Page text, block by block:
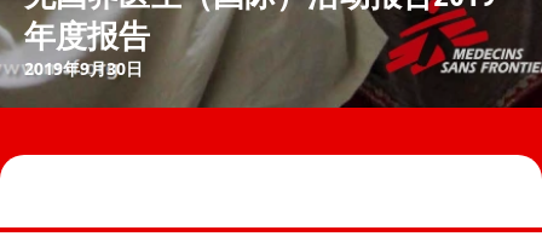
年度报告
2019年9月30日